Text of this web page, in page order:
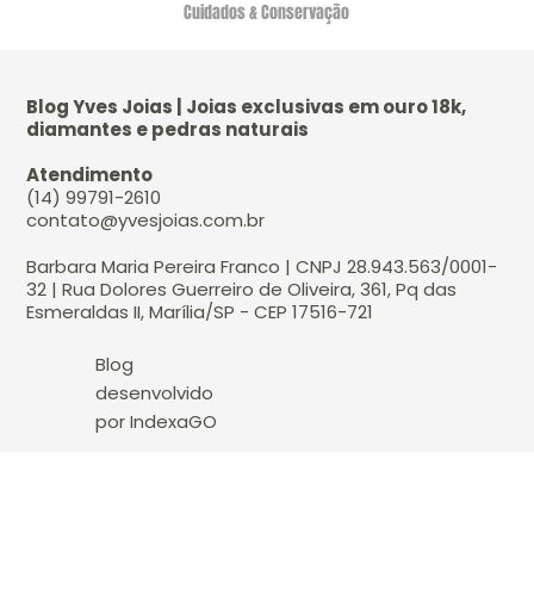
Cuidados & Conservação
Blog Yves Joias | Joias exclusivas em ouro 18k,
diamantes e pedras naturais
Atendimento
(14) 99791-2610
contato@yvesjoias.com.br
Barbara Maria Pereira Franco | CNPJ 28.943.563/0001-
32 | Rua Dolores Guerreiro de Oliveira, 361, Pq das
Esmeraldas II, Marília/SP - CEP 17516-721
Blog
desenvolvido
por IndexaGO